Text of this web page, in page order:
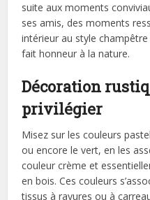
suite aux moments
ses amis, des moments
intérieur au style
fait honneur à la nature.
Décoration
privilégier
Misez sur les couleurs
ou encore le vert, en les
couleur crème et
en bois. Ces couleurs
tissus à rayures ou à